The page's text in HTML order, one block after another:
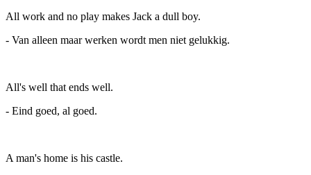
All work and no play makes Jack a dull boy.
- Van alleen maar werken wordt men niet gelukkig.
All's well that ends well.
- Eind goed, al goed.
A man's home is his castle.